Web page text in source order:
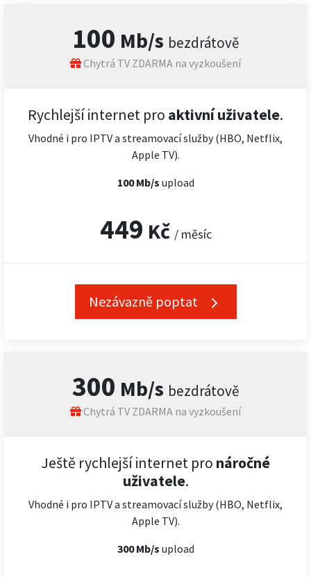
100 Mb/s bezdrátově
Chytrá TV ZDARMA na vyzkoušení
Rychlejší internet pro aktivní uživatele.
Vhodné i pro IPTV a streamovací služby (HBO, Netflix,
Apple TV).
100 Mb/s upload
449 Kč / měsíc
Nezávazně poptat
300 Mb/s bezdrátově
Chytrá TV ZDARMA na vyzkoušení
Ještě rychlejší internet pro náročné
uživatele.
Vhodné i pro IPTV a streamovací služby (HBO, Netflix,
Apple TV).
300 Mb/s upload